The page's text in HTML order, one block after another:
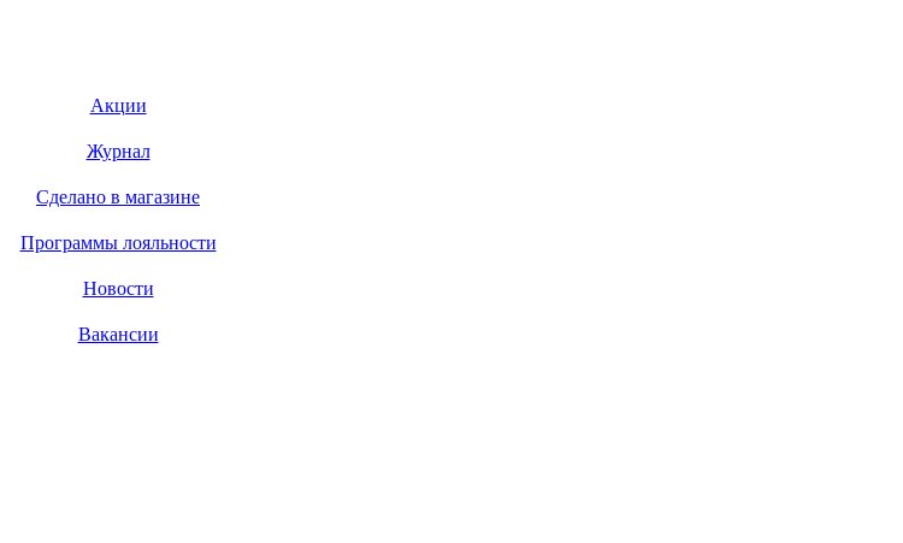
Акции
Журнал
Сделано в магазине
Программы лояльности
Новости
Вакансии